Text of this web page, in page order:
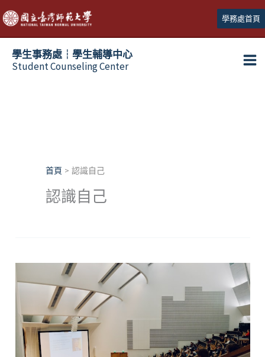
跳
至
主
學務處首頁
學生事務處┆學生輔導中心
Student Counseling Center
首頁 認識自己
認識自己